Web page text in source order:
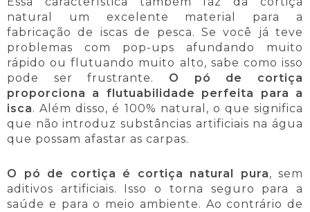
natural um excelente material para a
fabricação de iscas de pesca. Se você já teve
problemas com pop-ups afundando muito
rápido ou flutuando muito alto, sabe como isso
pode ser frustrante. O pó de cortiça
proporciona a flutuabilidade perfeita para a
isca. Além disso, é 100% natural, o que significa
que não introduz substâncias artificiais na água
que possam afastar as carpas.
O pó de cortiça é cortiça natural pura, sem
aditivos artificiais. Isso o torna seguro para a
saúde e para o meio ambiente. Ao contrário de